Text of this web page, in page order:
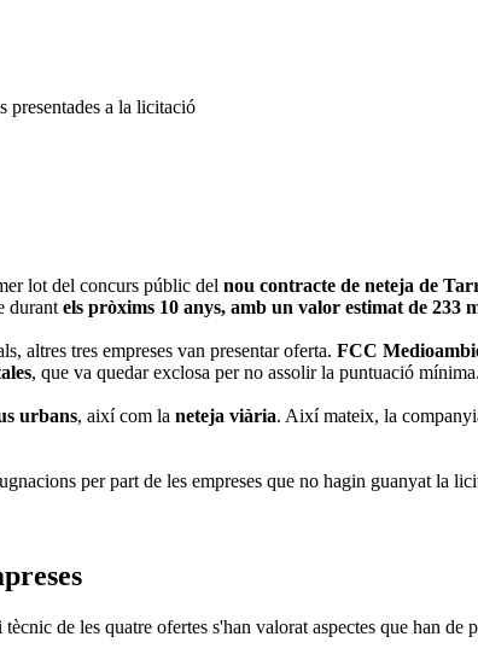
presentades a la licitació
lot del concurs públic del nou contracte de neteja de
durant els pròxims 10 anys, amb un valor estimat de 233
altres tres empreses van presentar oferta. FCC
, que va quedar exclosa per no assolir la puntuació mínima.
urbans, així com la neteja viària. Així mateix, la
per part de les empreses que no hagin guanyat la
de les quatre ofertes s'han valorat aspectes que han de